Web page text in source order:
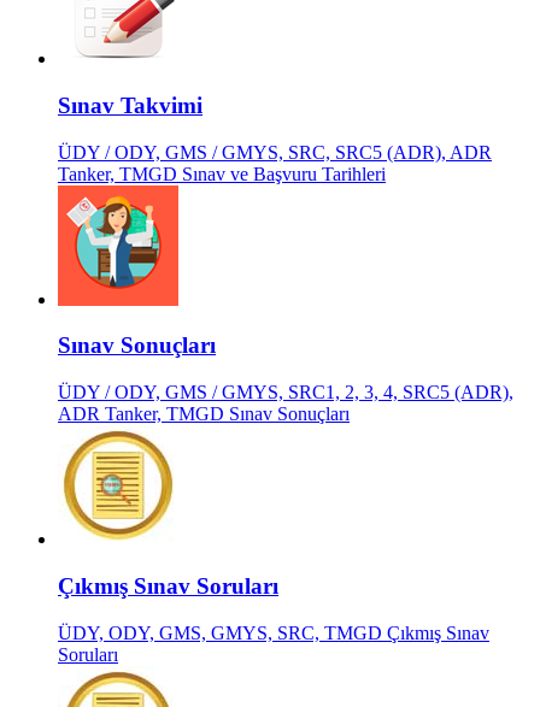
Sınav Takvimi
ÜDY / ODY, GMS / GMYS, SRC, SRC5 (ADR), ADR
Tanker, TMGD Sınav ve Başvuru Tarihleri
Sınav Sonuçları
ÜDY / ODY, GMS / GMYS, SRC1, 2, 3, 4, SRC5 (ADR),
ADR Tanker, TMGD Sınav Sonuçları
Çıkmış Sınav Soruları
ÜDY, ODY, GMS, GMYS, SRC, TMGD Çıkmış Sınav
Soruları